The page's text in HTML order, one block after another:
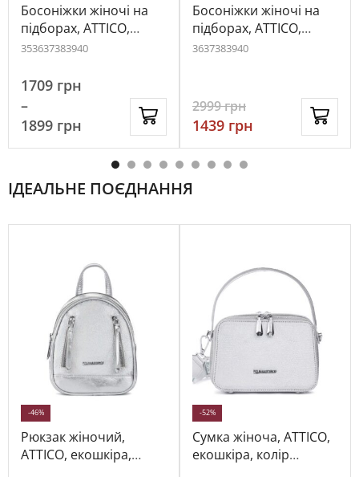
Босоніжки жіночі на
підборах, ATTICO,
екошкіра, колір
353637383940
1709 грн
–
1899 грн
Босоніжки жіночі на
підборах, ATTICO,
шкіра, колір чорний,
3637383940
2999грн
1439 грн
ІДЕАЛЬНЕ ПОЄДНАННЯ
Рюкзак жіночий,
ATTICO, екошкіра,
-46%
Сумка жіноча, ATTICO,
екошкіра, колір
-52%